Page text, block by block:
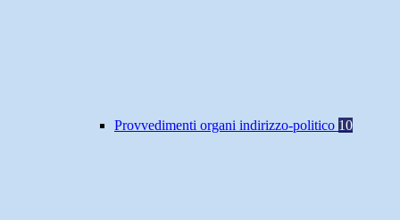
Provvedimenti organi indirizzo-politico 10